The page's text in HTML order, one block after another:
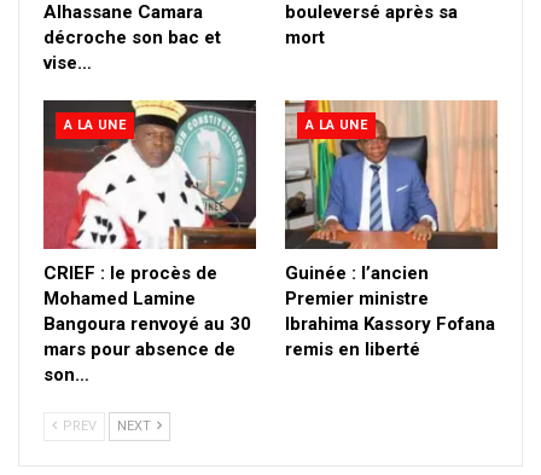
Alhassane Camara
décroche son bac et
vise…
bouleversé après sa
mort
A LA UNE
CRIEF : le procès de
Mohamed Lamine
Bangoura renvoyé au 30
mars pour absence de
son…
A LA UNE
Guinée : l’ancien
Premier ministre
Ibrahima Kassory Fofana
remis en liberté
PREV NEXT